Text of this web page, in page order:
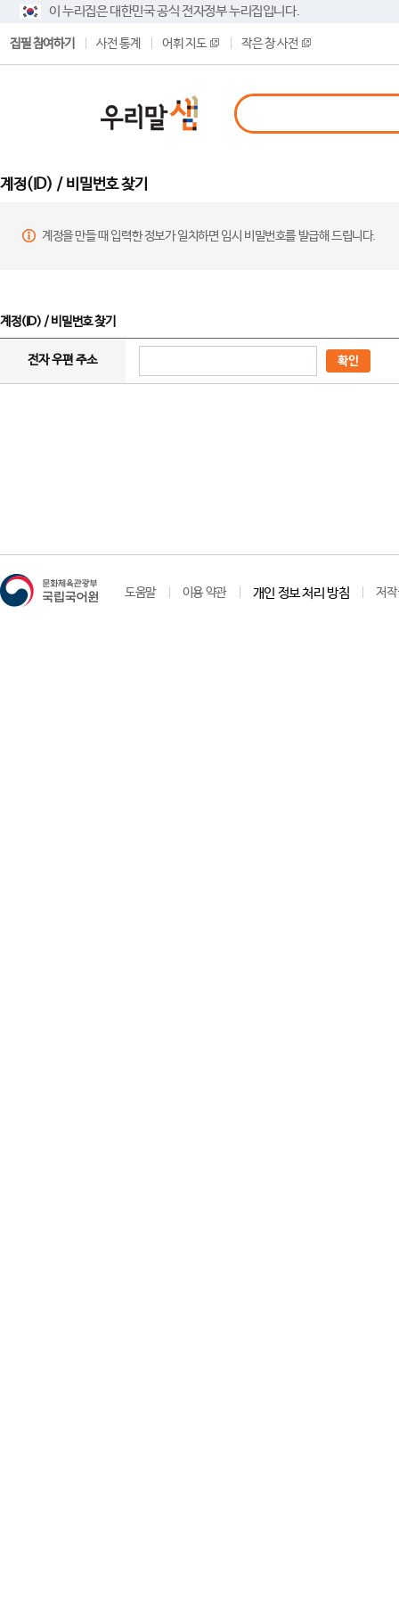
이 누리집은 대한민국 공식 전자정부 누리집입니다.
집필 참여하기 사전 통계 어휘 지도 작은 창 사전
계정(ID) / 비밀번호 찾기
계정을 만들 때 입력한 정보가 일치하면 임시 비밀번호를 발급해 드립니다.
계정(ID) / 비밀번호 찾기
전자 우편 주소 확인
도움말 이용 약관 개인 정보 처리 방침 저